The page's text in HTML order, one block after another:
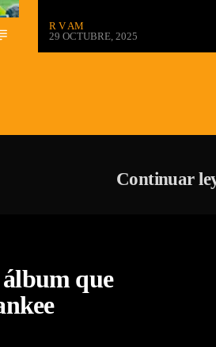
R V AM
29 OCTUBRE, 2025
Continuar
álbum que